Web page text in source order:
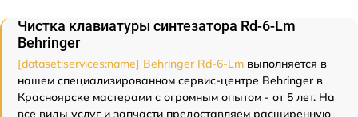
Чистка клавиатуры синтезатора Rd-6-Lm
Behringer
[dataset:services:name] Behringer Rd-6-Lm выполняется в
нашем специализированном сервис-центре Behringer в
Красноярске мастерами с огромным опытом - от 5 лет. На
все виды услуг и запчасти предоставляем расширенную